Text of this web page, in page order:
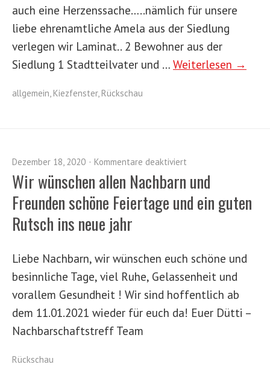
auch eine Herzenssache…..nämlich für unsere
liebe ehrenamtliche Amela aus der Siedlung
verlegen wir Laminat.. 2 Bewohner aus der
Siedlung 1 Stadtteilvater und … Weiterlesen →
allgemein Kiezfenster, Rückschau
Dezember 18, 2020 Kommentare deaktiviert
Wir wünschen allen Nachbarn und
Freunden schöne Feiertage und ein guten
Rutsch ins neue jahr
Liebe Nachbarn, wir wünschen euch schöne und
besinnliche Tage, viel Ruhe, Gelassenheit und
vorallem Gesundheit ! Wir sind hoffentlich ab
dem 11.01.2021 wieder für euch da! Euer Dütti –
Nachbarschaftstreff Team
Rückschau